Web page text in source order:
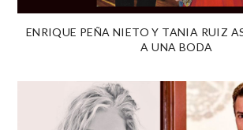
ENRIQUE PEÑA NIETO Y TANIA RUIZ
A UNA BODA